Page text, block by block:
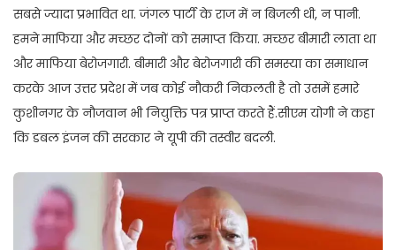
सबसे ज्यादा प्रभावित था. जंगल पार्टी के राज में न बिजली थी, न पानी.
हमने माफिया और मच्छर दोनों को समाप्त किया. मच्छर बीमारी लाता था
और माफिया बेरोजगारी. बीमारी और बेरोजगारी की समस्या का समाधान
करके आज उत्तर प्रदेश में जब कोई नौकरी निकलती है तो उसमें हमारे
कुशीनगर के नौजवान भी नियुक्ति पत्र प्राप्त करते हैं.सीएम योगी ने कहा
कि डबल इंजन की सरकार ने यूपी की तस्वीर बदली.